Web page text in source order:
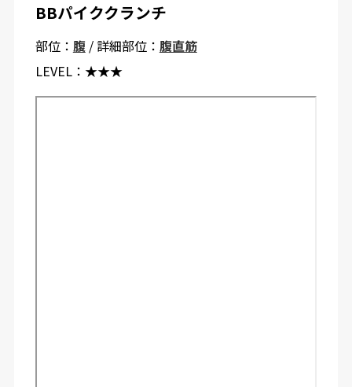
BBパイククランチ
部位： 腹/ 詳細部位： 腹直筋
LEVEL： ★★★